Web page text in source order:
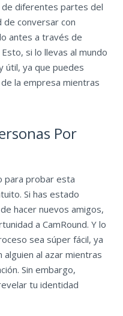
diferentes partes del
de conversar con
antes a través de
si lo llevas al mundo
útil, ya que puedes
la empresa mientras
Por
para probar esta
Si has estado
hacer nuevos amigos,
a CamRound. Y lo
sea súper fácil, ya
al azar mientras
Sin embargo,
tu identidad